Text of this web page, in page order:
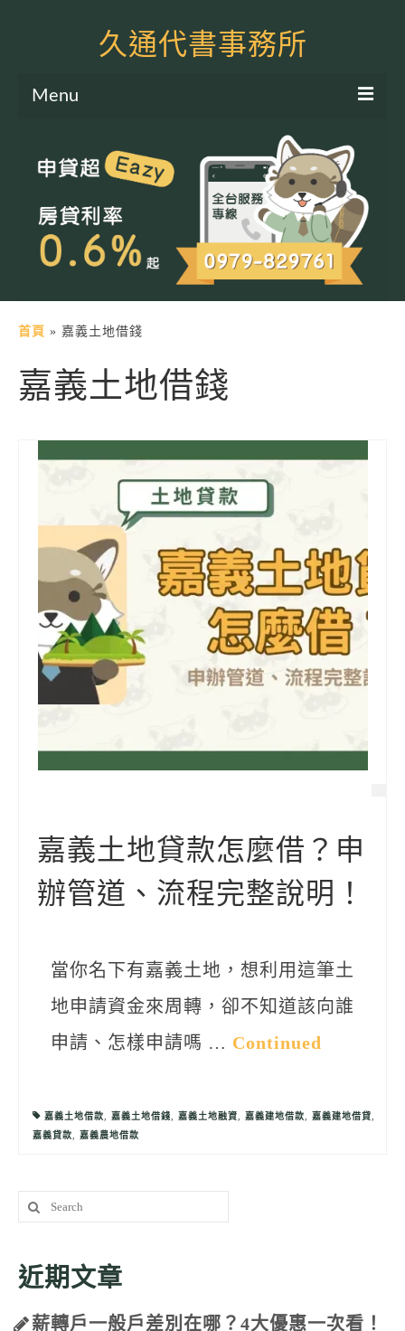
久通代書事務所
Menu
土地二胎申貸
房屋二胎申貸
軍公教貸款
土地貸款
房屋貸款
信用貸款
代書貸款
銀行貸款
其他貸款
申貸Q&A
久通專欄
時事解析
生活理財
首頁 » 嘉義土地借錢
嘉義土地借錢
嘉義土地貸款怎麼借？申
辦管道、流程完整說明！
當你名下有嘉義土地，想利用這筆土
地申請資金來周轉，卻不知道該向誰
申請、怎樣申請嗎 … Continued
嘉義土地借款, 嘉義土地借錢, 嘉義土地融資, 嘉義建地借款, 嘉義建地借貸,
嘉義貸款, 嘉義農地借款
Search
for:
近期文章
薪轉戶一般戶差別在哪？4大優惠一次看！